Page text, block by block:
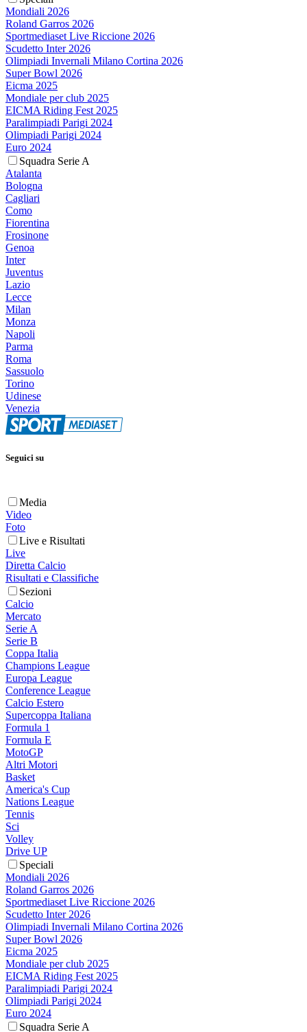
Mondiali 2026
Roland Garros 2026
Sportmediaset Live Riccione 2026
Scudetto Inter 2026
Olimpiadi Invernali Milano Cortina 2026
Super Bowl 2026
Eicma 2025
Mondiale per club 2025
EICMA Riding Fest 2025
Paralimpiadi Parigi 2024
Olimpiadi Parigi 2024
Euro 2024
Squadra Serie A
Atalanta
Bologna
Cagliari
Como
Fiorentina
Frosinone
Genoa
Inter
Juventus
Lazio
Lecce
Milan
Monza
Napoli
Parma
Roma
Sassuolo
Torino
Udinese
Venezia
Seguici su
Media
Video
Foto
Live e Risultati
Live
Diretta Calcio
Risultati e Classifiche
Sezioni
Calcio
Mercato
Serie A
Serie B
Coppa Italia
Champions League
Europa League
Conference League
Calcio Estero
Supercoppa Italiana
Formula 1
Formula E
MotoGP
Altri Motori
Basket
America's Cup
Nations League
Tennis
Sci
Volley
Drive UP
Speciali
Mondiali 2026
Roland Garros 2026
Sportmediaset Live Riccione 2026
Scudetto Inter 2026
Olimpiadi Invernali Milano Cortina 2026
Super Bowl 2026
Eicma 2025
Mondiale per club 2025
EICMA Riding Fest 2025
Paralimpiadi Parigi 2024
Olimpiadi Parigi 2024
Euro 2024
Squadra Serie A